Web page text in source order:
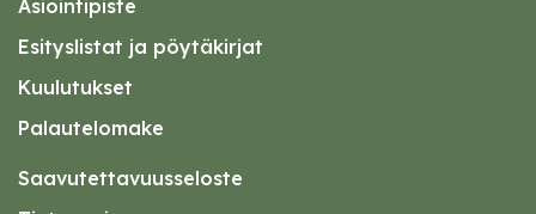
Asiointipiste
Esityslistat ja pöytäkirjat
Kuulutukset
Palautelomake
Saavutettavuusseloste